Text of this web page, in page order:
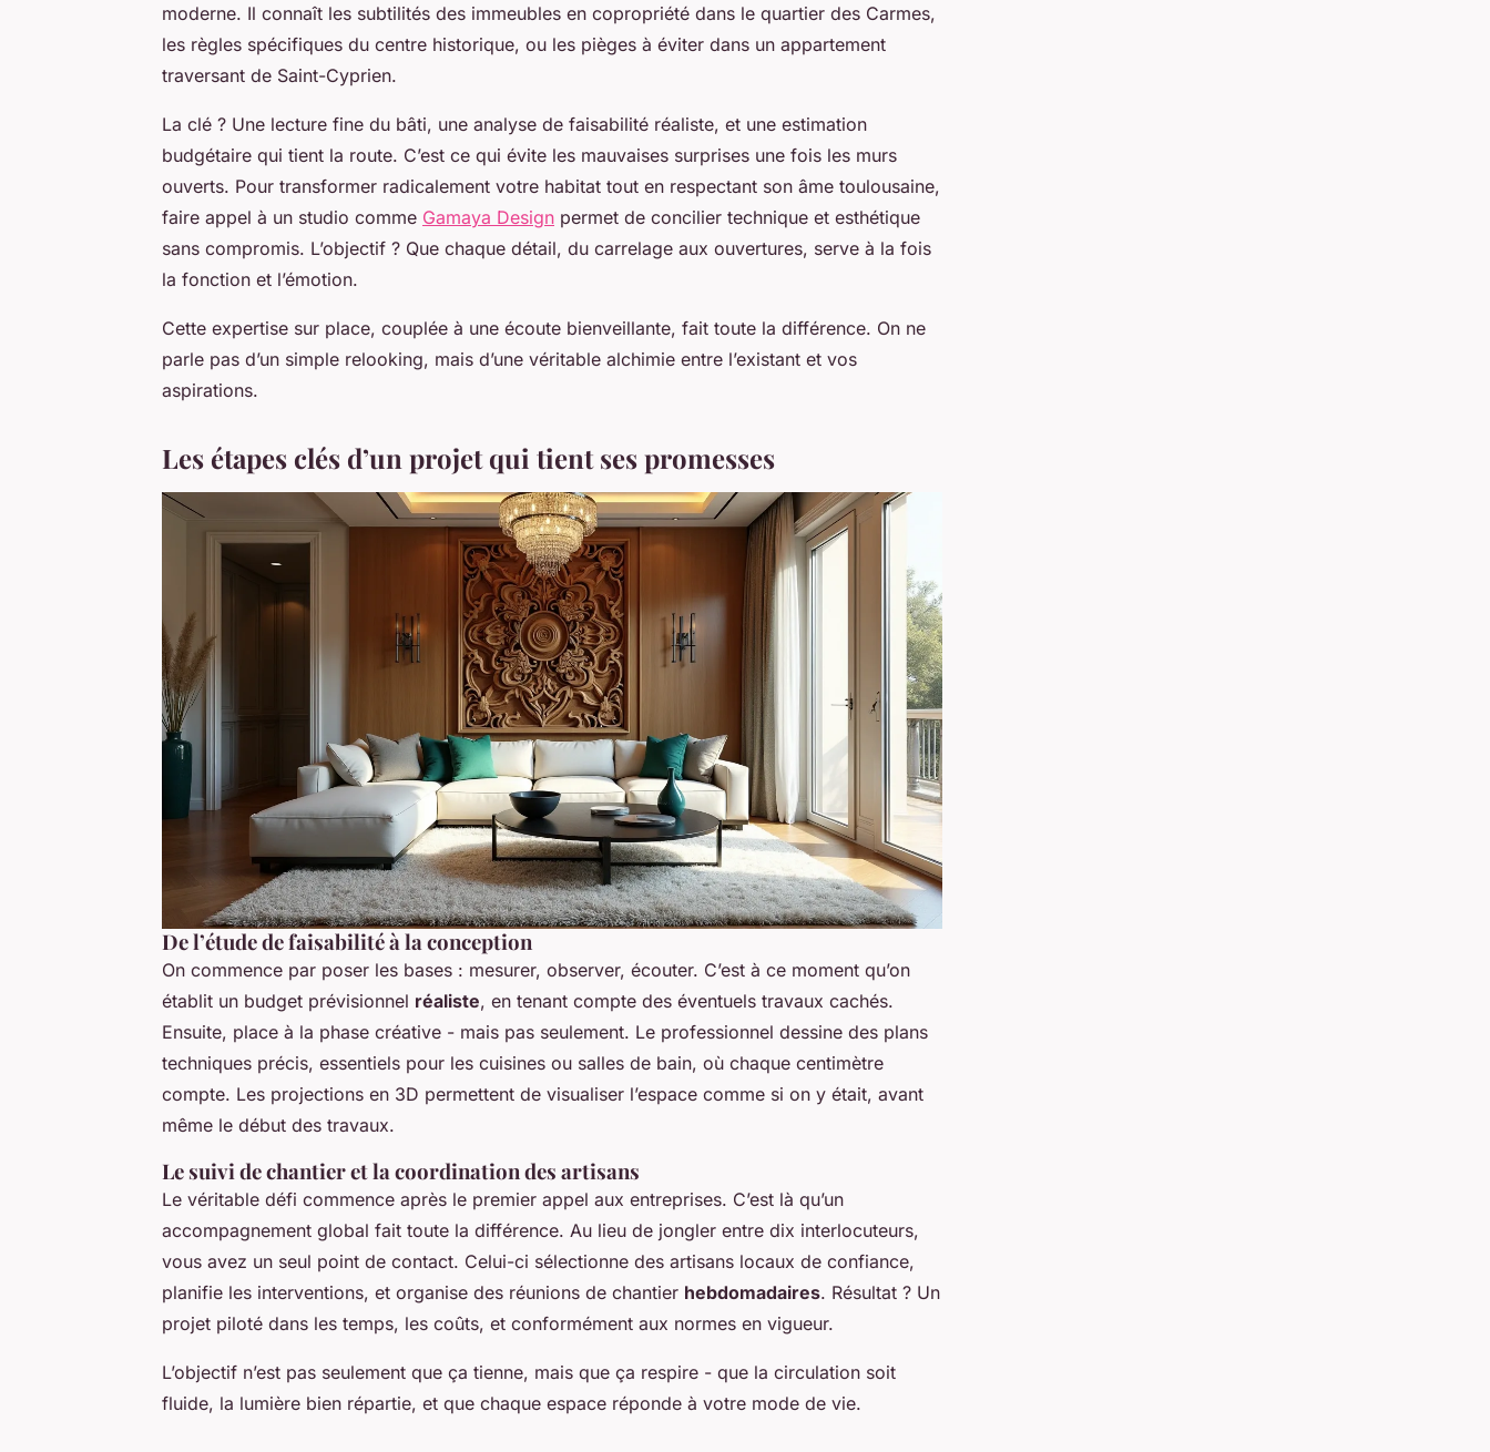
moderne. Il connaît les subtilités des immeubles en copropriété dans le quartier des Carmes,
les règles spécifiques du centre historique, ou les pièges à éviter dans un appartement
traversant de Saint-Cyprien.
La clé ? Une lecture fine du bâti, une analyse de faisabilité réaliste, et une estimation
budgétaire qui tient la route. C’est ce qui évite les mauvaises surprises une fois les murs
ouverts. Pour transformer radicalement votre habitat tout en respectant son âme toulousaine,
faire appel à un studio comme Gamaya Design permet de concilier technique et esthétique
sans compromis. L’objectif ? Que chaque détail, du carrelage aux ouvertures, serve à la fois
la fonction et l’émotion.
Cette expertise sur place, couplée à une écoute bienveillante, fait toute la différence. On ne
parle pas d’un simple relooking, mais d’une véritable alchimie entre l’existant et vos
aspirations.
Les étapes clés d’un projet qui tient ses promesses
De l’étude de faisabilité à la conception
On commence par poser les bases : mesurer, observer, écouter. C’est à ce moment qu’on
établit un budget prévisionnel réaliste, en tenant compte des éventuels travaux cachés.
Ensuite, place à la phase créative - mais pas seulement. Le professionnel dessine des plans
techniques précis, essentiels pour les cuisines ou salles de bain, où chaque centimètre
compte. Les projections en 3D permettent de visualiser l’espace comme si on y était, avant
même le début des travaux.
Le suivi de chantier et la coordination des artisans
Le véritable défi commence après le premier appel aux entreprises. C’est là qu’un
accompagnement global fait toute la différence. Au lieu de jongler entre dix interlocuteurs,
vous avez un seul point de contact. Celui-ci sélectionne des artisans locaux de confiance,
planifie les interventions, et organise des réunions de chantier hebdomadaires. Résultat ? Un
projet piloté dans les temps, les coûts, et conformément aux normes en vigueur.
L’objectif n’est pas seulement que ça tienne, mais que ça respire - que la circulation soit
fluide, la lumière bien répartie, et que chaque espace réponde à votre mode de vie.